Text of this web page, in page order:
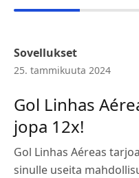
Sovellukset
25. tammikuuta 2024
Gol Linhas
jopa 12x!
Gol Linhas Aéreas
sinulle useita